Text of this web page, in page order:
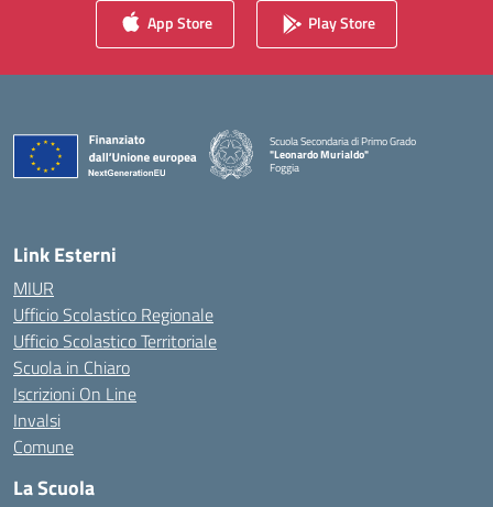
App Store Play Store
Scuola Secondaria di Primo Grado
"Leonardo Murialdo"
Foggia
— Visita la pagina iniziale della scuola
Link Esterni
MIUR
Ufficio Scolastico Regionale
Ufficio Scolastico Territoriale
Scuola in Chiaro
Iscrizioni On Line
Invalsi
Comune
La Scuola